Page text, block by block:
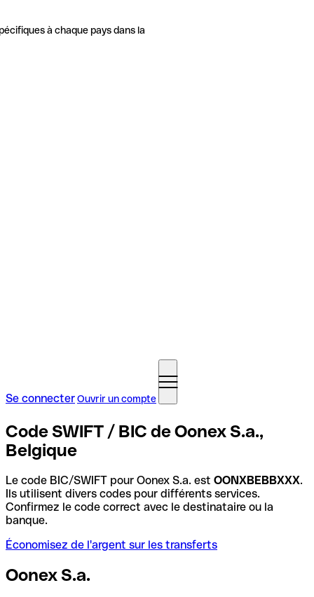
à chaque pays dans la
Se connecterOuvrir un compte
Code SWIFT / BIC de Oonex S.a.,
Belgique
Le code BIC/SWIFT pour Oonex S.a. est OONXBEBBXXX.
Ils utilisent divers codes pour différents services.
Confirmez le code correct avec le destinataire ou la
banque.
Économisez de l'argent sur les transferts
Oonex S.a.